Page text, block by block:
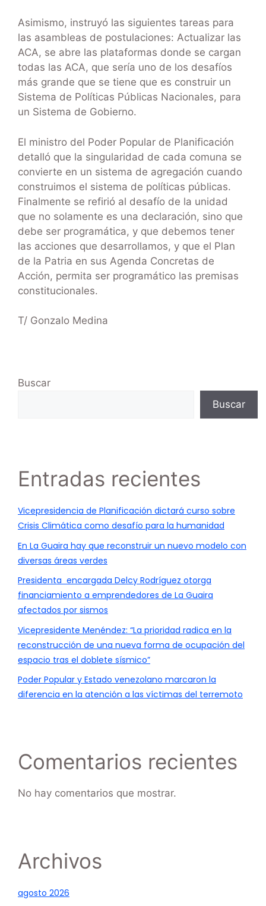
Asimismo, instruyó las siguientes tareas para
las asambleas de postulaciones: Actualizar las
ACA, se abre las plataformas donde se cargan
todas las ACA, que sería uno de los desafíos
más grande que se tiene que es construir un
Sistema de Políticas Públicas Nacionales, para
un Sistema de Gobierno.
El ministro del Poder Popular de Planificación
detalló que la singularidad de cada comuna se
convierte en un sistema de agregación cuando
construimos el sistema de políticas públicas.
Finalmente se refirió al desafío de la unidad
que no solamente es una declaración, sino que
debe ser programática, y que debemos tener
las acciones que desarrollamos, y que el Plan
de la Patria en sus Agenda Concretas de
Acción, permita ser programático las premisas
constitucionales.
T/ Gonzalo Medina
Buscar
Buscar
Entradas recientes
Vicepresidencia de Planificación dictará curso sobre
Crisis Climática como desafío para la humanidad
En La Guaira hay que reconstruir un nuevo modelo con
diversas áreas verdes
Presidenta encargada Delcy Rodríguez otorga
financiamiento a emprendedores de La Guaira
afectados por sismos
Vicepresidente Menéndez: “La prioridad radica en la
reconstrucción de una nueva forma de ocupación del
espacio tras el doblete sísmico”
Poder Popular y Estado venezolano marcaron la
diferencia en la atención a las víctimas del terremoto
Comentarios recientes
No hay comentarios que mostrar.
Archivos
agosto 2026